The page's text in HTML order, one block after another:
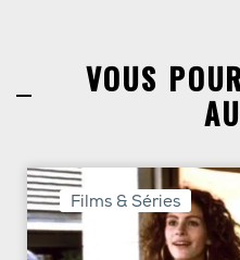
VOUS
Films & Séries